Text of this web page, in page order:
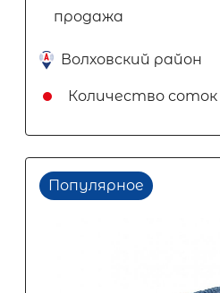
продажа
Волховский район
Количество соток
Популярное